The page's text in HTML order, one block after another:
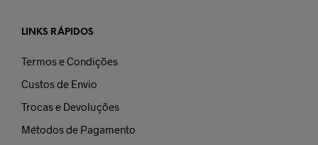
LINKS RÁPIDOS
Termos e Condições
Custos de Envio
Trocas e Devoluções
Métodos de Pagamento